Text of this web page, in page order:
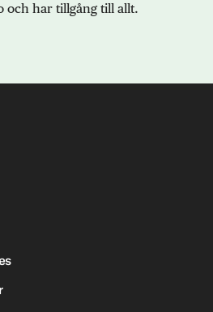
och har tillgång till allt.